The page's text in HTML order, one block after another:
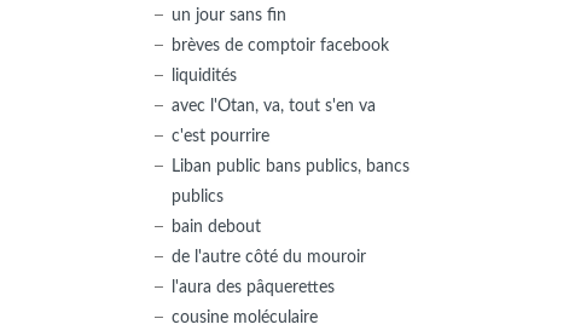
un jour sans fin
brèves de comptoir facebook
liquidités
avec l'Otan, va, tout s'en va
c'est pourrire
Liban public bans publics, bancs
publics
bain debout
de l'autre côté du mouroir
l'aura des pâquerettes
cousine moléculaire